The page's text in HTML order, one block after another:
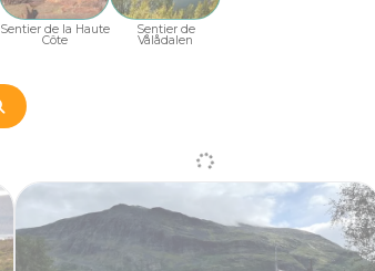
Sentier de la Haute
Côte
Sentier de
Vålådalen